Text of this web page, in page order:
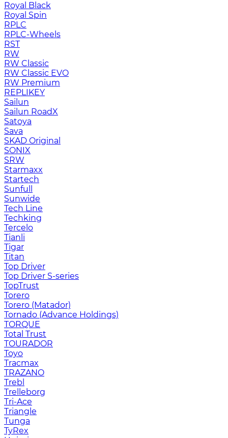
Royal Black
Royal Spin
RPLC
RPLC-Wheels
RST
RW
RW Classic
RW Classic EVO
RW Premium
RЕPLIKEY
Sailun
Sailun RoadX
Satoya
Sava
SKAD Original
SONIX
SRW
Starmaxx
Startech
Sunfull
Sunwide
Tech Line
Techking
Tercelo
Tianli
Tigar
Titan
Top Driver
Top Driver S-series
TopTrust
Torero
Torero (Matador)
Tornado (Advance Holdings)
TORQUE
Total Trust
TOURADOR
Toyo
Tracmax
TRAZANO
Trebl
Trelleborg
Tri-Ace
Triangle
Tunga
TyRex